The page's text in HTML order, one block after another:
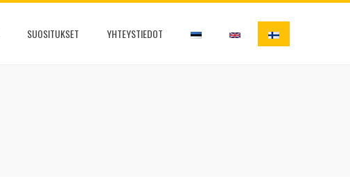
SUOSITUKSET YHTEYSTIEDOT